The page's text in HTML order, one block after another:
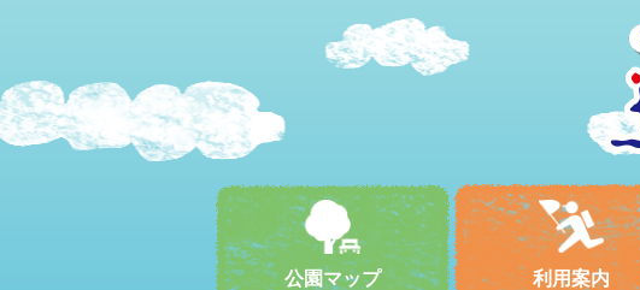
公園マップ 利用案内